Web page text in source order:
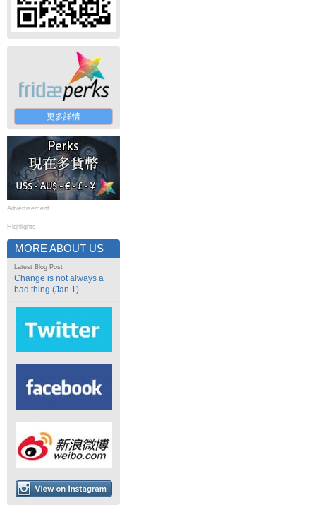
更多詳情
Advertisement
Highlights
MORE ABOUT US
Latest Blog Post
Change is not always a
bad thing (Jan 1)